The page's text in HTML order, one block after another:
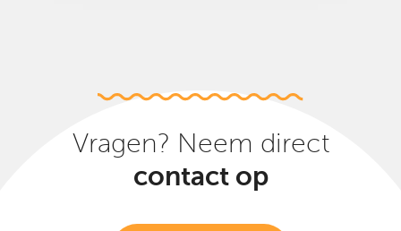
Vragen? Neem direct
contact op